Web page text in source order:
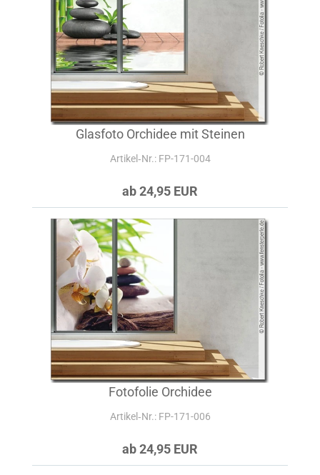
Glasfoto Orchidee mit Steinen
Artikel‑Nr.: FP-171-004
ab 24,95 EUR
Fotofolie Orchidee
Artikel‑Nr.: FP-171-006
ab 24,95 EUR